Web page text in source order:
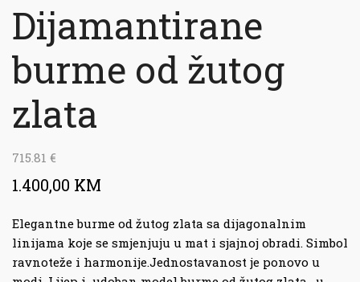
Dijamantirane
burme od žutog
zlata
715.81 €
1.400,00 KM
Elegantne burme od žutog zlata sa dijagonalnim
linijama koje se smjenjuju u mat i sjajnoj obradi. Simbol
ravnoteže i harmonije.Jednostavanost je ponovo u